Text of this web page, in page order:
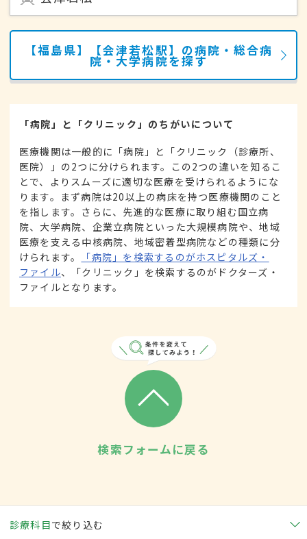
【福島県】【会津若松駅】の病院・総合病
院・大学病院を探す
「病院」と「クリニック」のちがいについて
医療機関は一般的に「病院」と「クリニック（診療所、
医院）」の2つに分けられます。この2つの違いを知るこ
とで、よりスムーズに適切な医療を受けられるようにな
ります。まず病院は20以上の病床を持つ医療機関のこと
を指します。さらに、先進的な医療に取り組む国立病
院、大学病院、企業立病院といった大規模病院や、地域
医療を支える中核病院、地域密着型病院などの種類に分
けられます。
「病院」を検索するのがホスピタルズ・
ファイル、「クリニック」を検索するのがドクターズ・
ファイルとなります。
検索フォームに戻る
診療科目で絞り込む